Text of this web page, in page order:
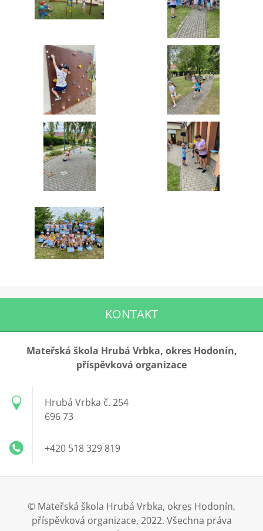
KONTAKT
Mateřská škola Hrubá Vrbka, okres Hodonín,
příspěvková organizace
Hrubá Vrbka č. 254
696 73
+420 518 329 819
© Mateřská škola Hrubá Vrbka, okres Hodonín,
příspěvková organizace, 2022. Všechna práva